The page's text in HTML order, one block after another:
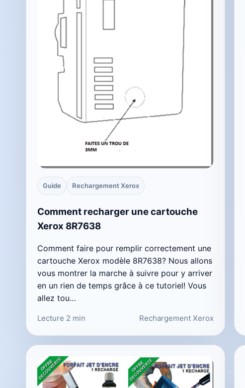
Guide Rechargement Xerox
Comment recharger une cartouche
Xerox 8R7638
Comment faire pour remplir correctement une
cartouche Xerox modèle 8R7638? Nous allons
vous montrer la marche à suivre pour y arriver
en un rien de temps grâce à ce tutoriel! Vous
allez tou…
Lecture 2 min Rechargement Xerox